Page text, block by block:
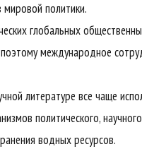
мировой политики.
глобальных
международное
литературе все чаще
политического,
водных ресурсов.